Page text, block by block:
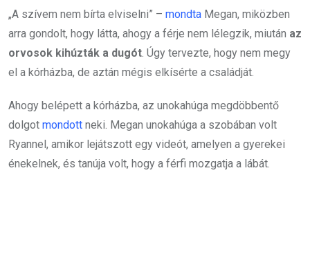
„A szívem nem bírta elviselni” – mondta Megan, miközben
arra gondolt, hogy látta, ahogy a férje nem lélegzik, miután az
orvosok kihúzták a dugót . Úgy tervezte, hogy nem megy
el a kórházba, de aztán mégis elkísérte a családját.
Ahogy belépett a kórházba, az unokahúga megdöbbentő
dolgot mondott neki. Megan unokahúga a szobában volt
Ryannel, amikor lejátszott egy videót, amelyen a gyerekei
énekelnek, és tanúja volt, hogy a férfi mozgatja a lábát.